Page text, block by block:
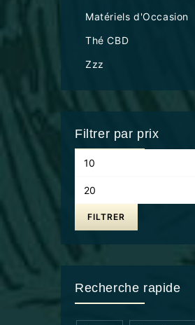
Matériels d'Occasion
Thé CBD
Zzz
Filtrer par prix
FILTRER
Recherche rapide